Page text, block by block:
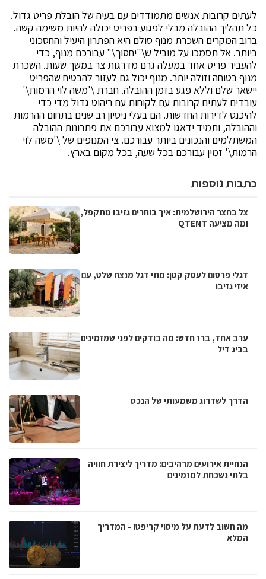
לעתים קרובות אנשים מתמודדים עם בעיה של הובלת פריט גדול.
כל תהליך ההובלה מבלי לפגוע בפריט יכולה להיות משימה קשה.
ברוב המקרים השכרת מנוף סולם היא הפתרון היעיל והחסכוני
ביותר. אל תסמכו על מוביל ש\"יחסוך\" עבורכם מנוף, כדי
להעביר פריט אחד במעלה גרם מדרגות צר במשך שעות. השכרת
מנוף בטוחה וזולה יותר. מנוף יכול גם לעזור להבטיח שהפריט
יישאר שלם וללא פגע בזמן ההובלה. חברת \'משה לוי הרמות\'
עובדים לעתים קרובות עם לקוחות עם ריהוט גדול מדי כדי
להיכנס לדירות החדשות. הם בעלי ניסיון רב שנים בתחום ההרמות
וההובלה, ותמיד ידאגו למצוא עבורכם את פתרונות ההובלה
המשתלמים והנכונים ביותר עבורכם. צי המנופים של \'משה לוי
הרמות\' זמין עבורכם בכל שעה, בכל מקום בארץ.
כתבות נוספות
צל בחצר הירושלמית: איך בוחרים גזיבו מתקפל,
ומה מציעה QTENT
דגלי פרסום לעסק קטן: מתי דגל מנצח שלט, עם
איזי גזיבו
ערב אחד, ברז חדש: מה בודקים לפני שמזמינים
בביג דיל
הדרך לשדרוג משמעותי של הנכס
הנחיית אירועים מרהיבים: מדריך ליצירת חוויה
בלתי נשכחת למזמינים
מה חשוב לדעת על מיסוי קריפטו - המדריך
המלא